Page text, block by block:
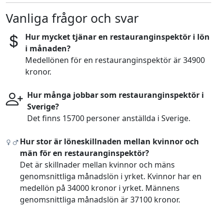
Vanliga frågor och svar
Hur mycket tjänar en restauranginspektör i lön
i månaden?
Medellönen för en restauranginspektör är 34900
kronor.
Hur många jobbar som restauranginspektör i
Sverige?
Det finns 15700 personer anställda i Sverige.
Hur stor är löneskillnaden mellan kvinnor och
män för en restauranginspektör?
Det är skillnader mellan kvinnor och mäns
genomsnittliga månadslön i yrket. Kvinnor har en
medellön på 34000 kronor i yrket. Männens
genomsnittliga månadslön är 37100 kronor.